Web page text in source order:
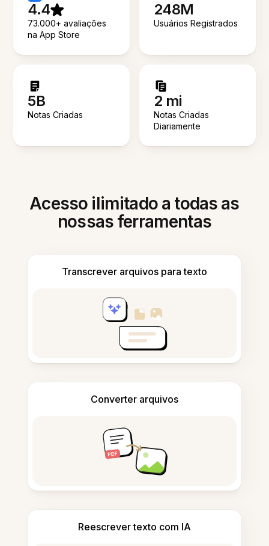
4.4
73.000+ avaliações
na App Store
248M
Usuários Registrados
5B
Notas Criadas
2 mi
Notas Criadas
Diariamente
Acesso ilimitado a todas as
nossas ferramentas
Transcrever arquivos para texto
Converter arquivos
Reescrever texto com IA